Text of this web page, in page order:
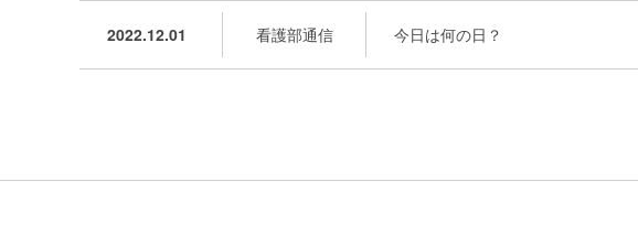
2022.12.01 看護部通信 今日は何の日？